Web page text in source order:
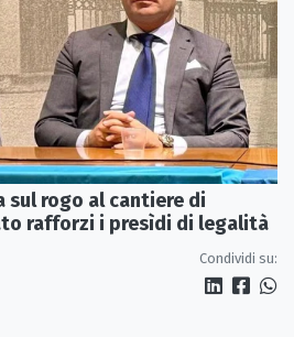
sul rogo al cantiere di
rafforzi i presìdi di legalità
Condividi su: